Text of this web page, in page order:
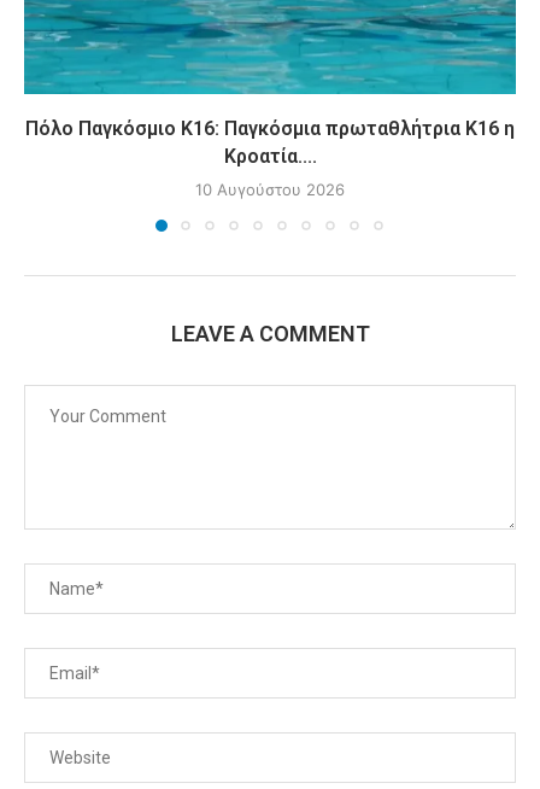
Πόλο Παγκόσμιο Κ16: Παγκόσμια πρωταθλήτρια Κ16 η
Κροατία....
10 Αυγούστου 2026
LEAVE A COMMENT